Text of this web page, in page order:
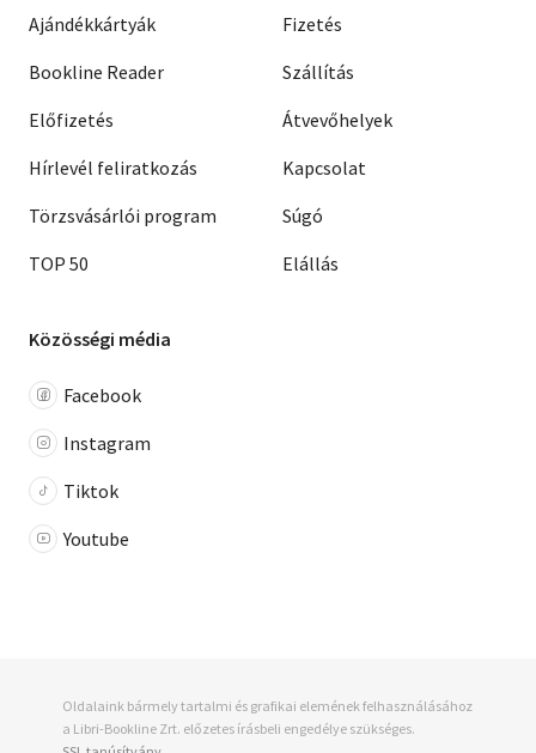
Ajándékkártyák
Bookline Reader
Előfizetés
Hírlevél feliratkozás
Törzsvásárlói program
TOP 50
Fizetés
Szállítás
Átvevőhelyek
Kapcsolat
Súgó
Elállás
Közösségi média
Facebook
Instagram
Tiktok
Youtube
Oldalaink bármely tartalmi és grafikai elemének felhasználásához
a Libri-Bookline Zrt. előzetes írásbeli engedélye szükséges.